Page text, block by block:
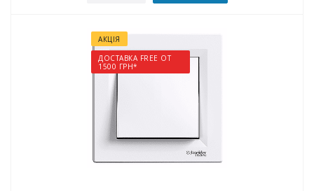
АКЦІЯ
ДОСТАВКА FREE ОТ
1500 ГРН*